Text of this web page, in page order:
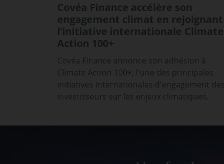
Covéa Finance accélère son
engagement climat en rejoignant
l’initiative internationale Climate
Action 100+
Covéa Finance annonce son adhésion à
Climate Action 100+, l'une des principales
initiatives internationales d'engagement des
investisseurs sur les enjeux climatiques.